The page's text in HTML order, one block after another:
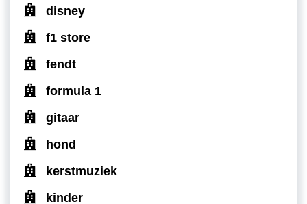
disney
f1 store
fendt
formula 1
gitaar
hond
kerstmuziek
kinder